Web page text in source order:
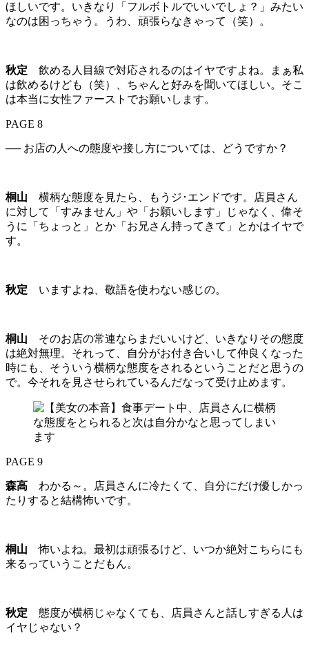
ほしいです。いきなり「フルボトルでいいでしょ？」みたい
なのは困っちゃう。うわ、頑張らなきゃって（笑）。
秋定 飲める人目線で対応されるのはイヤですよね。まぁ私
は飲めるけども（笑）、ちゃんと好みを聞いてほしい。そこ
は本当に女性ファーストでお願いします。
PAGE 8
── お店の人への態度や接し方については、どうですか？
桐山 横柄な態度を見たら、もうジ･エンドです。店員さん
に対して「すみません」や「お願いします」じゃなく、偉そ
うに「ちょっと」とか「お兄さん持ってきて」とかはイヤで
す。
秋定 いますよね、敬語を使わない感じの。
桐山 そのお店の常連ならまだいいけど、いきなりその態度
は絶対無理。それって、自分がお付き合いして仲良くなった
時にも、そういう横柄な態度をされるということだと思うの
で。今それを見させられているんだなって受け止めます。
PAGE 9
森高 わかる～。店員さんに冷たくて、自分にだけ優しかっ
たりすると結構怖いです。
桐山怖いよね。最初は頑張るけど、いつか絶対こちらにも
来るっていうことだもん。
秋定 態度が横柄じゃなくても、店員さんと話しすぎる人は
イヤじゃない？